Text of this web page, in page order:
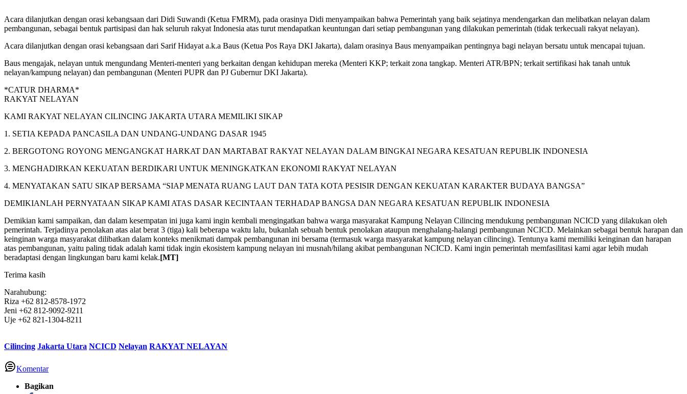
Acara dilanjutkan dengan orasi kebangsaan dari Didi Suwandi (Ketua FMRM), pada orasinya Didi menyampaikan bahwa Pemerintah yang baik sejatinya mendengarkan dan melibatkan nelayan dalam
pembangunan, sebagai bentuk partisipasi dan hak seluruh rakyat Indonesia atas turut mendapatkan keuntungan dari setiap pembangunan yang dilakukan pemerintah (tidak terkecuali rakyat nelayan).
Acara dilanjutkan dengan orasi kebangsaan dari Sarif Hidayat a.k.a Baus (Ketua Pos Raya DKI Jakarta), dalam orasinya Baus menyampaikan pentingnya bagi nelayan bersatu untuk mencapai tujuan.
Baus mengajak, nelayan untuk mengundang Menteri-menteri yang berkaitan dengan kehidupan mereka (Menteri KKP; terkait zona tangkap. Menteri ATR/BPN; terkait sertifikasi hak tanah untuk
nelayan/kampung nelayan) dan pembangunan (Menteri PUPR dan PJ Gubernur DKI Jakarta).
*CATUR DHARMA*
RAKYAT NELAYAN
KAMI RAKYAT NELAYAN CILINCING JAKARTA UTARA MEMILIKI SIKAP
1. SETIA KEPADA PANCASILA DAN UNDANG-UNDANG DASAR 1945
2. BERGOTONG ROYONG MENGANGKAT HARKAT DAN MARTABAT RAKYAT NELAYAN DALAM BINGKAI NEGARA KESATUAN REPUBLIK INDONESIA
3. MENGHADIRKAN KEKUATAN BERDIKARI UNTUK MENINGKATKAN EKONOMI RAKYAT NELAYAN
4. MENYATAKAN SATU SIKAP BERSAMA “SIAP MENATA RUANG LAUT DAN TATA KOTA PESISIR DENGAN KEKUATAN KARAKTER BUDAYA BANGSA”
DEMIKIANLAH PERNYATAAN SIKAP KAMI ATAS DASAR KECINTAAN TERHADAP BANGSA DAN NEGARA KESATUAN REPUBLIK INDONESIA
Demikian kami sampaikan, dan dalam kesempatan ini juga kami ingin kembali mengingatkan bahwa warga masyarakat Kampung Nelayan Cilincing mendukung pembangunan NCICD yang dilakukan oleh
pemerintah. Terjadinya penolakan atas alat berat 3 (tiga) kali beberapa waktu lalu, bukanlah sebuah bentuk penolakan ataupun menghalang-halangi pembangunan NCICD. Melainkan sebagai bentuk harapan dan
keinginan warga masyarakat dilibatkan dalam konteks menikmati dampak pembangunan ini bersama (termasuk warga masyarakat kampung nelayan cilincing). Tentunya kami memiliki keinginan dan harapan
atas pembangunan, yaitu paling tidak adalah kami tidak ingin ekosistem kampung nelayan ini musnah/hilang akibat pembangunan NCICD. Kami ingin pemerintah memfasilitasi kami agar lebih mudah
beradaptasi dengan lingkungan baru kami kelak.[MT]
Terima kasih
Narahubung:
Riza +62 812-8578-1972
Jeni +62 812-9092-9211
Uje +62 821-1304-8211
Cilincing Jakarta Utara NCICD Nelayan RAKYAT NELAYAN
Komentar
Bagikan